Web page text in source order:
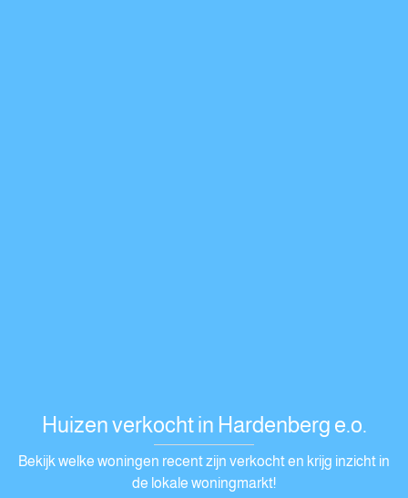
Huizen verkocht in Hardenberg e.o.
Bekijk welke woningen recent zijn verkocht en krijg inzicht in
de lokale woningmarkt!